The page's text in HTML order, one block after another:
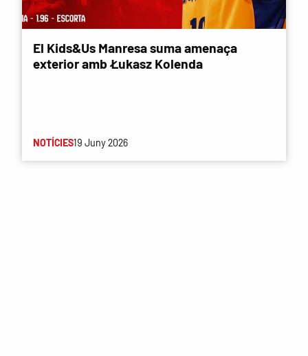
El Kids&Us Manresa suma amenaça
exterior amb Łukasz Kolenda
NOTÍCIES19 Juny 2026